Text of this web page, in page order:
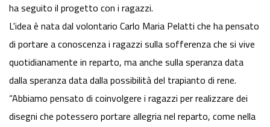
ha seguito il progetto con i ragazzi.
L'idea è nata dal volontario Carlo Maria Pelatti che ha pensato
di portare a conoscenza i ragazzi sulla sofferenza che si vive
quotidianamente in reparto, ma anche sulla speranza data
dalla speranza data dalla possibilità del trapianto di rene.
“Abbiamo pensato di coinvolgere i ragazzi per realizzare dei
disegni che potessero portare allegria nel reparto, come nella